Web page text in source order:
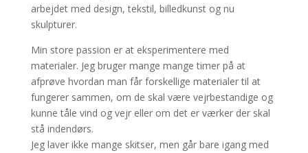
arbejdet med design, tekstil, billedkunst og nu
skulpturer.
Min store passion er at eksperimentere med
materialer. Jeg bruger mange mange timer på at
afprøve hvordan man får forskellige materialer til at
fungerer sammen, om de skal være vejrbestandige og
kunne tåle vind og vejr eller om det er værker der skal
stå indendørs.
Jeg laver ikke mange skitser, men går bare igang med